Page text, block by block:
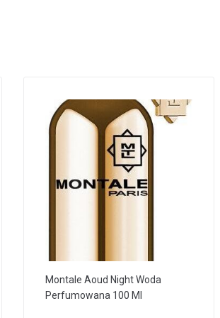
Montale Aoud Night Woda
Perfumowana 100 Ml